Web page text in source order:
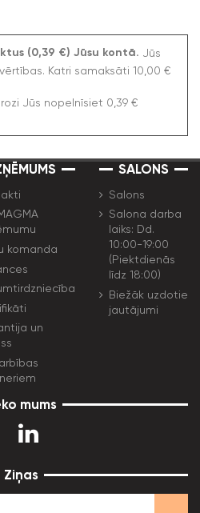
(0,39 €) Jūsu kontā. Jūs
Katri samaksāti 10,00 €
Jūs nopelnīsiet 0,39 €
komanda
un
SALONS
Salons
Salona darba
laiks: Dd.
10:00-19:00
(Piektdienās
līdz 18:00)
Biežāk uzdotie
jautājumi
mums
Ziņas